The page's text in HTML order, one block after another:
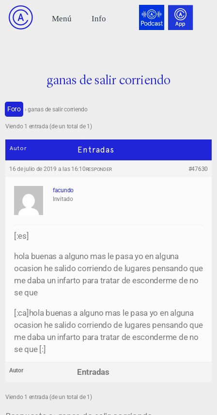
ganas de salir corriendo
Foro › ganas de salir corriendo
Viendo 1 entrada (de un total de 1)
Autor Entradas
16 de julio de 2019 a las 16:10 #47630
RESPONDER
facundo
Invitado
[:es]
hola buenas a alguno mas le pasa yo en alguna
ocasion he salido corriendo de lugares pensando que
me daba un infarto para tratar de esconderme de no
se que
[:ca]hola buenas a alguno mas le pasa yo en alguna
ocasion he salido corriendo de lugares pensando que
me daba un infarto para tratar de esconderme de no
se que [:]
Autor Entradas
Viendo 1 entrada (de un total de 1)